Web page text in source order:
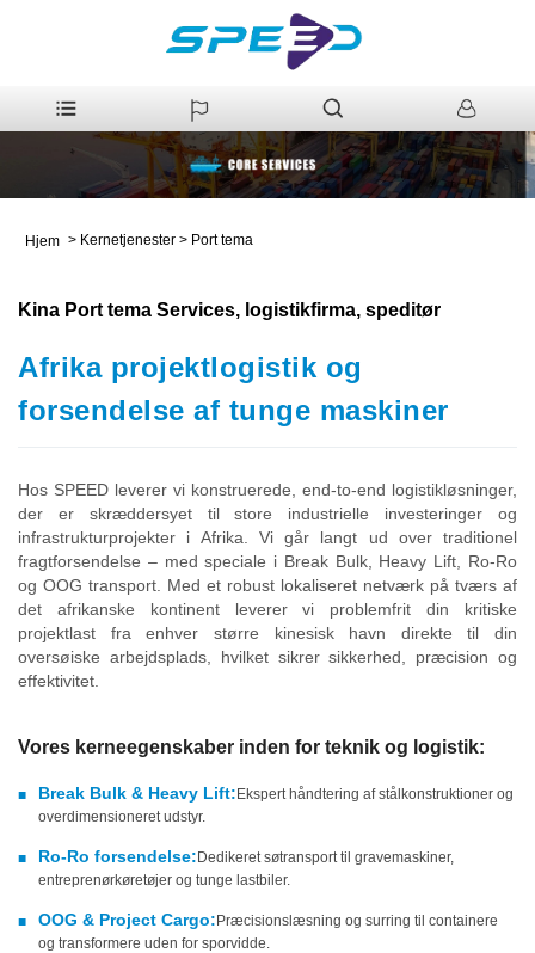
Hjem > Kernetjenester > Port tema
Kina Port tema Services, logistikfirma, speditør
Afrika projektlogistik og
forsendelse af tunge maskiner
Hos SPEED leverer vi konstruerede, end-to-end logistikløsninger,
der er skræddersyet til store industrielle investeringer og
infrastrukturprojekter i Afrika. Vi går langt ud over traditionel
fragtforsendelse – med speciale i Break Bulk, Heavy Lift, Ro-Ro
og OOG transport. Med et robust lokaliseret netværk på tværs af
det afrikanske kontinent leverer vi problemfrit din kritiske
projektlast fra enhver større kinesisk havn direkte til din
oversøiske arbejdsplads, hvilket sikrer sikkerhed, præcision og
effektivitet.
Vores kerneegenskaber inden for teknik og logistik:
■ Break Bulk & Heavy Lift:Ekspert håndtering af stålkonstruktioner og
overdimensioneret udstyr.
■ Ro-Ro forsendelse:Dedikeret søtransport til gravemaskiner,
entreprenørkøretøjer og tunge lastbiler.
■ OOG & Project Cargo:Præcisionslæsning og surring til containere
og transformere uden for sporvidde.